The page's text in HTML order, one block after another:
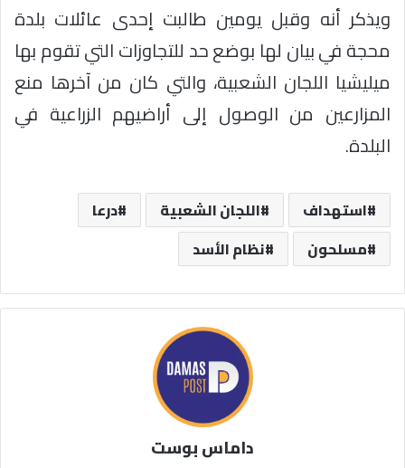
ويذكر أنه وقبل يومين طالبت إحدى عائلات بلدة
محجة في بيان لها بوضع حد للتجاوزات التي تقوم بها
ميليشيا اللجان الشعبية، والتي كان من آخرها منع
المزارعين من الوصول إلى أراضيهم الزراعية في
البلدة.
استهداف اللجان الشعبية
درعا
مسلحون
نظام الأسد
داماس بوست